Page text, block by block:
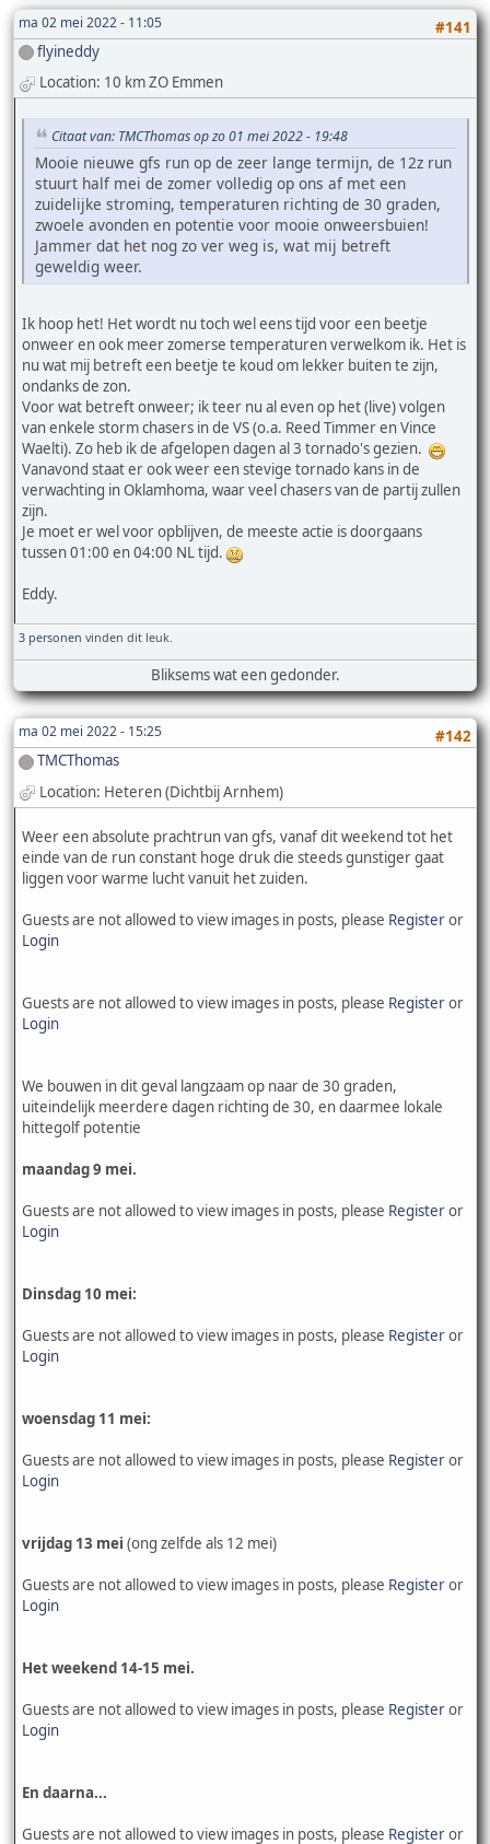
ma 02 mei 2022 - 11:05
#141
flyineddy
Location: 10 km ZO Emmen
Citaat van: TMCThomas op zo 01 mei 2022 - 19:48
Mooie nieuwe gfs run op de zeer lange termijn, de 12z run
stuurt half mei de zomer volledig op ons af met een
zuidelijke stroming, temperaturen richting de 30 graden,
zwoele avonden en potentie voor mooie onweersbuien!
Jammer dat het nog zo ver weg is, wat mij betreft
geweldig weer.
Ik hoop het! Het wordt nu toch wel eens tijd voor een beetje
onweer en ook meer zomerse temperaturen verwelkom ik. Het is
nu wat mij betreft een beetje te koud om lekker buiten te zijn,
ondanks de zon.
Voor wat betreft onweer; ik teer nu al even op het (live) volgen
van enkele storm chasers in de VS (o.a. Reed Timmer en Vince
Waelti). Zo heb ik de afgelopen dagen al 3 tornado's gezien.
Vanavond staat er ook weer een stevige tornado kans in de
verwachting in Oklamhoma, waar veel chasers van de partij zullen
zijn.
Je moet er wel voor opblijven, de meeste actie is doorgaans
tussen 01:00 en 04:00 NL tijd.
Eddy.
3 personen vinden dit leuk.
Bliksems wat een gedonder.
ma 02 mei 2022 - 15:25
#142
TMCThomas
Location: Heteren (Dichtbij Arnhem)
Weer een absolute prachtrun van gfs, vanaf dit weekend tot het
einde van de run constant hoge druk die steeds gunstiger gaat
liggen voor warme lucht vanuit het zuiden.
Guests are not allowed to view images in posts, please Registeror
Login
Guests are not allowed to view images in posts, please Registeror
Login
We bouwen in dit geval langzaam op naar de 30 graden,
uiteindelijk meerdere dagen richting de 30, en daarmee lokale
hittegolf potentie
maandag 9 mei.
Guests are not allowed to view images in posts, please Registeror
Login
Dinsdag 10 mei:
Guests are not allowed to view images in posts, please Registeror
Login
woensdag 11 mei:
Guests are not allowed to view images in posts, please Registeror
Login
vrijdag 13 mei (ong zelfde als 12 mei)
Guests are not allowed to view images in posts, please Registeror
Login
Het weekend 14-15 mei.
Guests are not allowed to view images in posts, please Registeror
Login
En daarna...
Guests are not allowed to view images in posts, please Registeror